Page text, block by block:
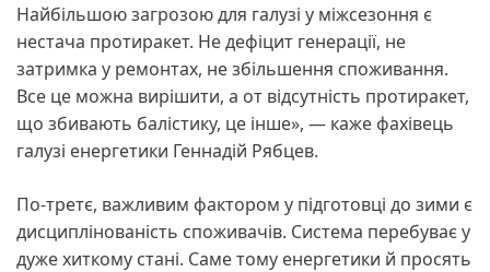
Найбільшою загрозою для галузі у міжсезоння є
нестача протиракет. Не дефіцит генерації, не
затримка у ремонтах, не збільшення споживання.
Все це можна вирішити, а от відсутність протиракет,
що збивають балістику, це інше», — каже фахівець
галузі енергетики Геннадій Рябцев.
По-третє, важливим фактором у підготовці до зими є
дисциплінованість споживачів. Система перебуває у
дуже хиткому стані. Саме тому енергетики й просять